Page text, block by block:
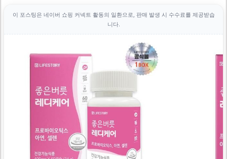
이 포스팅은 네이버 쇼핑 커넥트 활동의 일환으로, 판매 발생 시 수수료를 제공받습
니다.